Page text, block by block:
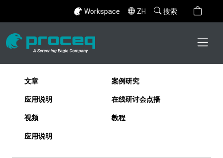
Workspace ZH 搜索
文章 案例研究
应用说明 在线研讨会点播
视频 教程
应用说明